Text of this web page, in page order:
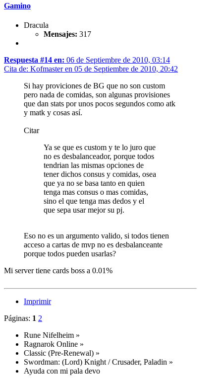
Gamino
Dracula
Mensajes: 317
Respuesta #14 en: 06 de Septiembre de 2010, 03:14
Cita de: Kofmaster en 05 de Septiembre de 2010, 20:42
Si hay proviciones de BG que no son custom
pero nada de comidas, son algunas provisiones
que dan stats por unos pocos segundos como atk
y matk y cosas así.
Citar
Ya se que es custom y te lo juro que
no es desbalanceador, porque todos
tendrian las mismas opciones de
tener dichos consus y comidas, osea
que ya no se basa tanto en quien
tenga mas consus o mas comidas,
sino el que tenga mas dedos y el
que sepa usar mejor su pj.
Eso no es un argumento valido, si todos tienen
acceso a cartas de mvp no es desbalanceante
porque todos pueden usarlas?
Mi server tiene cards boss a 0.01%
Imprimir
Páginas: 1 2
Rune Nifelheim »
Ragnarok Online »
Classic (Pre-Renewal) »
Swordman: (Lord) Knight / Crusader, Paladin »
Ayuda con mi pala devo